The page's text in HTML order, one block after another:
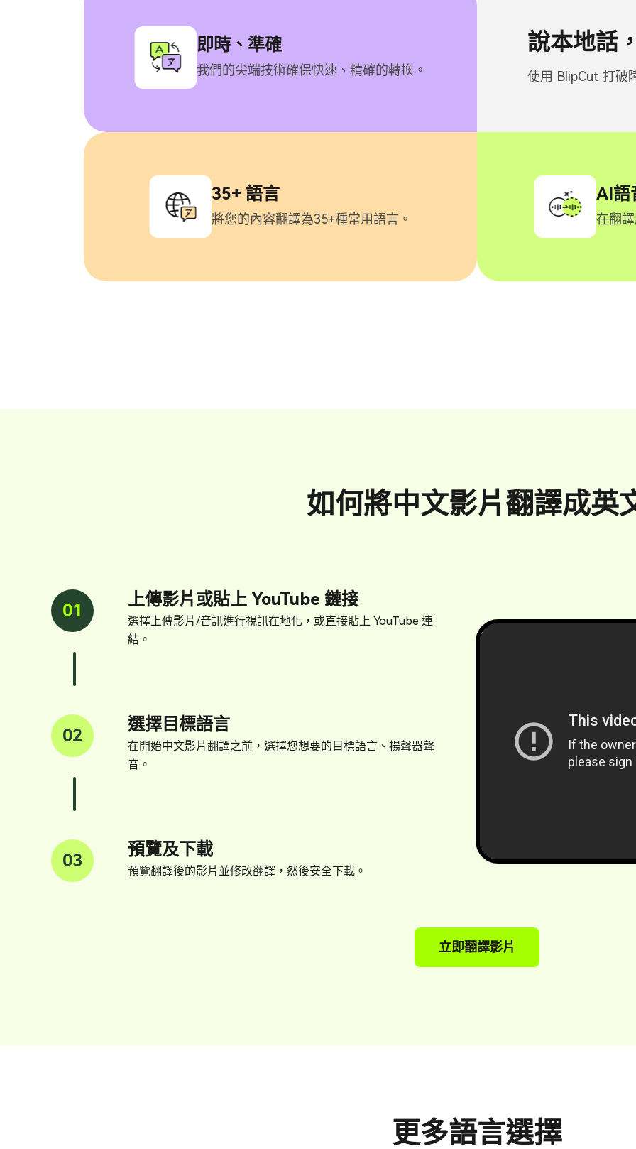
即時、準確
我們的尖端技術確保快速、精確的轉換。
說本地話
使用 BlipCut 打破
35+ 語言
將您的內容翻譯為35+種常用語言。
AI語
在翻
如何將中文影片翻譯成英
01
上傳影片或貼上 YouTube 鏈接
選擇上傳影片/音訊進行視訊在地化，或直接貼上 YouTube 連
結。
02
選擇目標語言
在開始中文影片翻譯之前，選擇您想要的目標語言、揚聲器聲
音。
03
預覽及下載
預覽翻譯後的影片並修改翻譯，然後安全下載。
立即翻譯影片
更多語言選擇